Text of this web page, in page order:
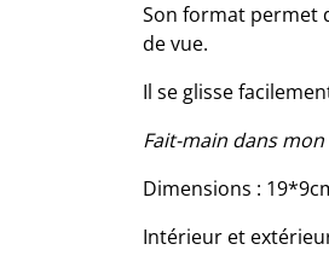
Son format permet
de vue.
Il se glisse
Fait-main dans
Dimensions :
Intérieur et